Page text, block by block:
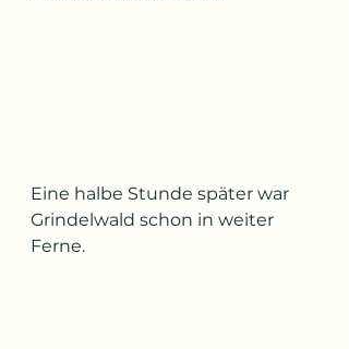
Eine halbe Stunde später war
Grindelwald schon in weiter
Ferne.